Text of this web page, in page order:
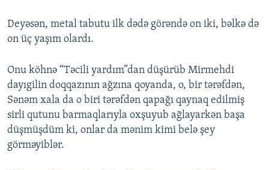
Deyəsən, metal tabutu ilk dədə görəndə on iki, bəlkə də
on üç yaşım olardı.
Onu köhnə “Təcili yardım”dan düşürüb Mirmehdi
dayıgilin doqqazının ağzına qoyanda, o, bir tərəfdən,
Sənəm xala da o biri tərəfdən qapağı qaynaq edilmiş
sirli qutunu barmaqlarıyla oxşuyub ağlayarkən başa
düşmüşdüm ki, onlar da mənim kimi belə şey
görməyiblər.